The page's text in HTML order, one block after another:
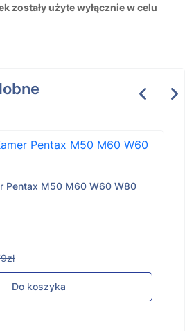
zostały użyte wyłącznie w celu
Pentax M50 M60 W60 W80
Do koszyka